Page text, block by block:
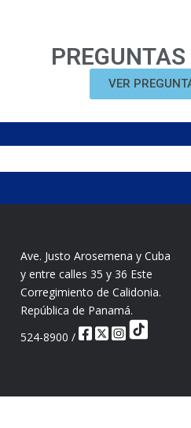
VER
Ave. Justo Arosemena y Cuba
y entre calles 35 y 36 Este
Corregimiento de Calidonia.
República de Panamá.
524-8900 /